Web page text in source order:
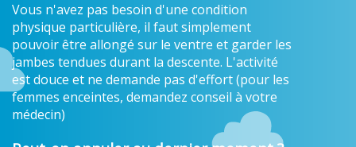
Vous n'avez pas besoin d'une condition
physique particulière, il faut simplement
pouvoir être allongé sur le ventre et garder les
jambes tendues durant la descente. L'activité
est douce et ne demande pas d'effort (pour les
femmes enceintes, demandez conseil à votre
médecin)